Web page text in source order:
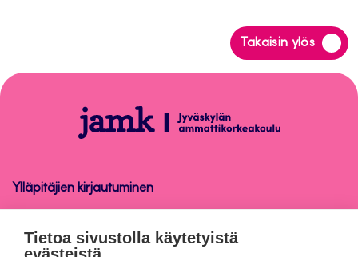
Takaisin ylös
Siirry
takaisin
Tietosuoja
Ylläpitäjien kirjautuminen
Tietosuoja
Tietoa sivustolla käytetyistä